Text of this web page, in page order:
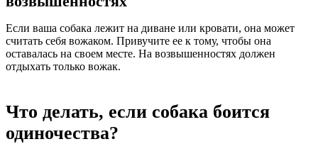
Если ваша собака лежит на диване или кровати, она может
считать себя вожаком. Привучите ее к тому, чтобы она
оставалась на своем месте. На возвышенностях должен
отдыхать только вожак.
Что делать, если собака боится
одиночества?